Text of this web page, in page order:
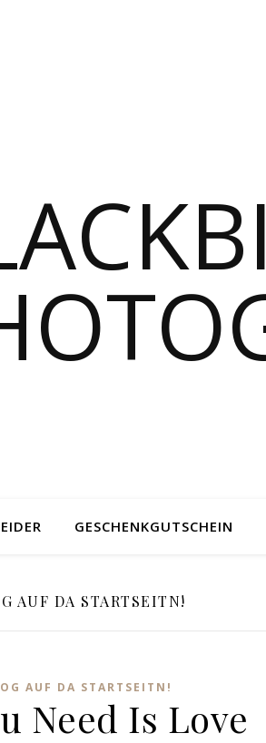
GESCHENKGUTSCHEIN
AUF DA STARTSEITN!
AUF DA STARTSEITN!
Need Is Love